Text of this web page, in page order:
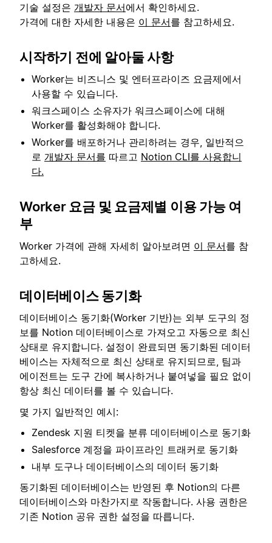
기술 설정은 개발자 문서에서 확인하세요.
가격에 대한 자세한 내용은 이 문서를 참고하세요.
시작하기 전에 알아둘 사항
Worker는 비즈니스 및 엔터프라이즈 요금제에서
사용할 수 있습니다.
워크스페이스 소유자가 워크스페이스에 대해
Worker를 활성화해야 합니다.
Worker를 배포하거나 관리하려는 경우, 일반적으
로 개발자 문서를 따르고 Notion CLI를 사용합니
다.
Worker 요금 및 요금제별 이용 가능 여
부
Worker 가격에 관해 자세히 알아보려면 이 문서를 참
고하세요.
데이터베이스 동기화
데이터베이스 동기화(Worker 기반)는 외부 도구의 정
보를 Notion 데이터베이스로 가져오고 자동으로 최신
상태로 유지합니다. 설정이 완료되면 동기화된 데이터
베이스는 자체적으로 최신 상태로 유지되므로, 팀과
에이전트는 도구 간에 복사하거나 붙여넣을 필요 없이
항상 최신 데이터를 볼 수 있습니다.
몇 가지 일반적인 예시:
Zendesk 지원 티켓을 분류 데이터베이스로 동기화
Salesforce 계정을 파이프라인 트래커로 동기화
내부 도구나 데이터베이스의 데이터 동기화
동기화된 데이터베이스는 반영된 후 Notion의 다른
데이터베이스와 마찬가지로 작동합니다. 사용 권한은
기존 Notion 공유 권한 설정을 따릅니다.